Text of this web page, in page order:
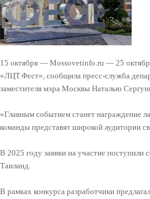
15 октября — Mossovetinfo.ru — 25
«ЛЦТ.Фест», сообщила пресс-служба
заместителя мэра Москвы Наталью
«Главным событием станет
команды представят широкой аудитории
В 2025 году заявки на участие
Таиланд.
В рамках конкурса разработчики